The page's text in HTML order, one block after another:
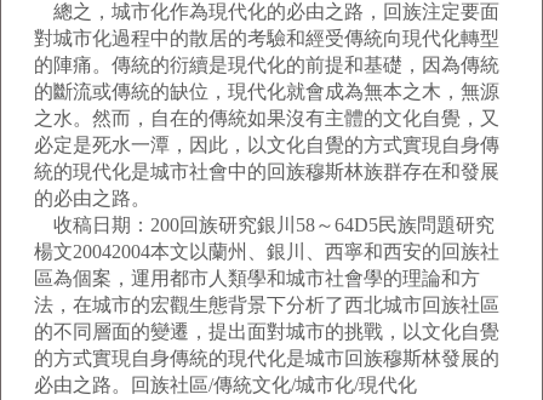
總之，城市化作為現代化的必由之路，回族注定要面
對城市化過程中的散居的考驗和經受傳統向現代化轉型
的陣痛。傳統的衍續是現代化的前提和基礎，因為傳統
的斷流或傳統的缺位，現代化就會成為無本之木，無源
之水。然而，自在的傳統如果沒有主體的文化自覺，又
必定是死水一潭，因此，以文化自覺的方式實現自身傳
統的現代化是城市社會中的回族穆斯林族群存在和發展
的必由之路。
收稿日期：200回族研究銀川58～64D5民族問題研究
楊文20042004本文以蘭州、銀川、西寧和西安的回族社
區為個案，運用都市人類學和城市社會學的理論和方
法，在城市的宏觀生態背景下分析了西北城市回族社區
的不同層面的變遷，提出面對城市的挑戰，以文化自覺
的方式實現自身傳統的現代化是城市回族穆斯林發展的
必由之路。回族社區/傳統文化/城市化/現代化